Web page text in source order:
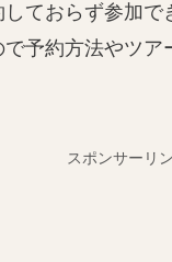
ておらず参加
予約方法やツ
スポンサーリ